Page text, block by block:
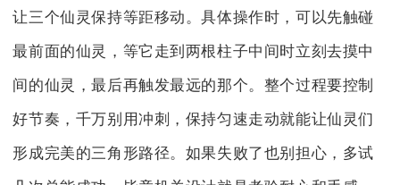
让三个仙灵保持等距移动。具体操作时，可以先触碰
最前面的仙灵，等它走到两根柱子中间时立刻去摸中
间的仙灵，最后再触发最远的那个。整个过程要控制
好节奏，千万别用冲刺，保持匀速走动就能让仙灵们
形成完美的三角形路径。如果失败了也别担心，多试